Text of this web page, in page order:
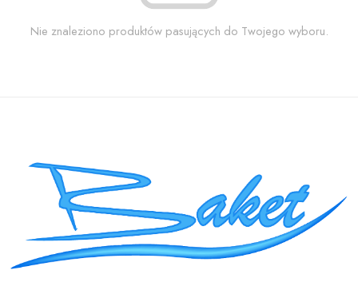
Nie znaleziono produktów pasujących do Twojego wyboru.